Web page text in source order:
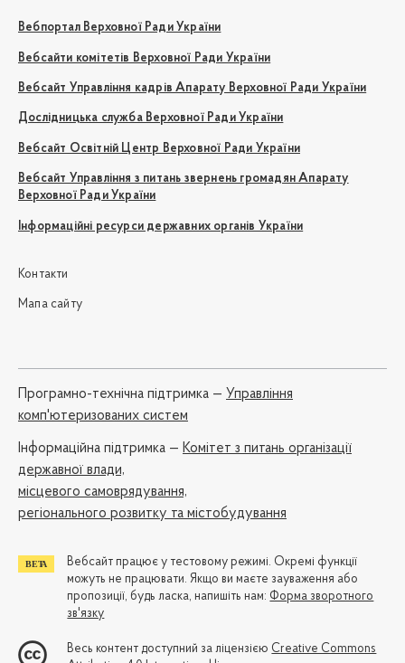
Вебпортал Верховної Ради України
Вебсайти комітетів Верховної Ради України
Вебсайт Управління кадрів Апарату Верховної Ради України
Дослідницька служба Верховної Ради України
Вебсайт Освітній Центр Верховної Ради України
Вебсайт Управління з питань звернень громадян Апарату
Верховної Ради України
Інформаційні ресурси державних органів України
Контакти
Мапа сайту
Програмно-технічна підтримка — Управління
комп'ютеризованих систем
Iнформаційна підтримка — Комітет з питань організації
державної влади,
місцевого самоврядування,
регіонального розвитку та містобудування
Вебсайт працює у тестовому режимі. Окремі функції
можуть не працювати. Якщо ви маєте зауваження або
пропозиції, будь ласка, напишіть нам: Форма зворотного
зв'язку
Весь контент доступний за ліцензією Creative Commons